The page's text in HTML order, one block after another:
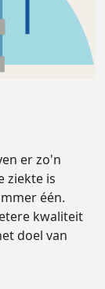
er zo'n
ziekte is
één.
kwaliteit
doel van